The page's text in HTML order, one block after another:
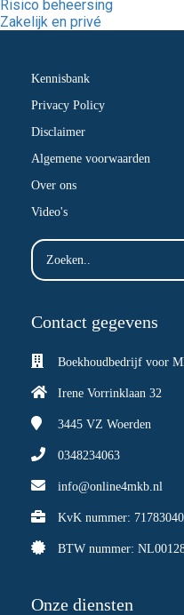
Risico beheersing
Zakelijk en privé
Kennisbank
Privacy Policy
Disclaimer
Algemene voorwaarden
Over ons
Video's
Contact gegevens
Boekhoudbedrijf voor
Irene Vorrinklaan 32
3445 VZ Woerden
0348234063
info@online4mkb.nl
KvK nummer: 71783040
BTW nummer:
Onze diensten